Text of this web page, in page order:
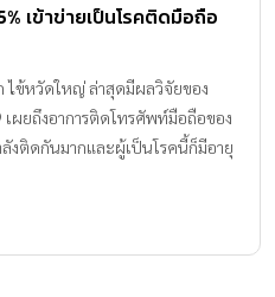
เข้าข่ายเป็นโรคติดมือถือ
ไข้หวัดใหญ่ ล่าสุดมีผลวิจัยของ
ผยถึงอาการติดโทรศัพท์มือถือของ
ลังติดกันมากและผู้เป็นโรคนี้ก็มีอายุ
ามหวาดกลัวว่าตัวเองจะอยู่ไม่ได้
จนักเรียนเกาหลีใต้เกือบ 1,000